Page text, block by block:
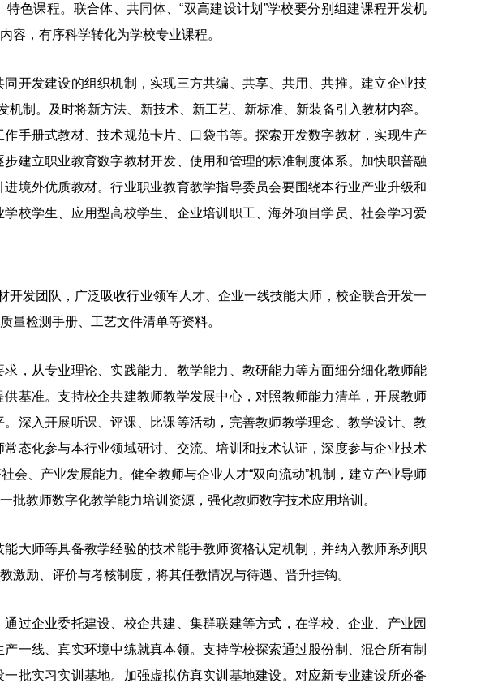
课程。联合体、共同体、“双高建设计划”学校要分别组建课程开发机
容，有序科学转化为学校专业课程。
发建设的组织机制，实现三方共编、共享、共用、共推。建立企业技
制。及时将新方法、新技术、新工艺、新标准、新装备引入教材内容。
手册式教材、技术规范卡片、口袋书等。探索开发数字教材，实现生产
建立职业教育数字教材开发、使用和管理的标准制度体系。加快职普融
境外优质教材。行业职业教育教学指导委员会要围绕本行业产业升级和
校学生、应用型高校学生、企业培训职工、海外项目学员、社会学习爱
发团队，广泛吸收行业领军人才、企业一线技能大师，校企联合开发一
量检测手册、工艺文件清单等资料。
从专业理论、实践能力、教学能力、教研能力等方面细分细化教师能
基准。支持校企共建教师教学发展中心，对照教师能力清单，开展教师
深入开展听课、评课、比课等活动，完善教师教学理念、教学设计、教
态化参与本行业领域研讨、交流、培训和技术认证，深度参与企业技术
会、产业发展能力。健全教师与企业人才“双向流动”机制，建立产业导师
教师数字化教学能力培训资源，强化教师数字技术应用培训。
师等具备教学经验的技术能手教师资格认定机制，并纳入教师系列职
励、评价与考核制度，将其任教情况与待遇、晋升挂钩。
企业委托建设、校企共建、集群联建等方式，在学校、企业、产业园
一线、真实环境中练就真本领。支持学校探索通过股份制、混合所有制
批实习实训基地。加强虚拟仿真实训基地建设。对应新专业建设所必备